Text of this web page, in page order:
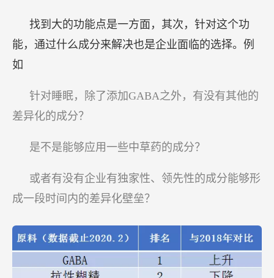
找到大的功能点是一方面，其次，针对这个功
能，通过什么成分来解决也是企业面临的选择。例
如
针对睡眠，除了添加GABA之外，有没有其他的
差异化的成分？
是不是能够应用一些中草药的成分？
或者有没有企业有独家性、领先性的成分能够形
成一段时间内的差异化壁垒？